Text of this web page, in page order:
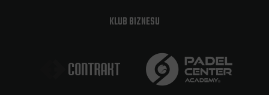
KLUB BIZNESU